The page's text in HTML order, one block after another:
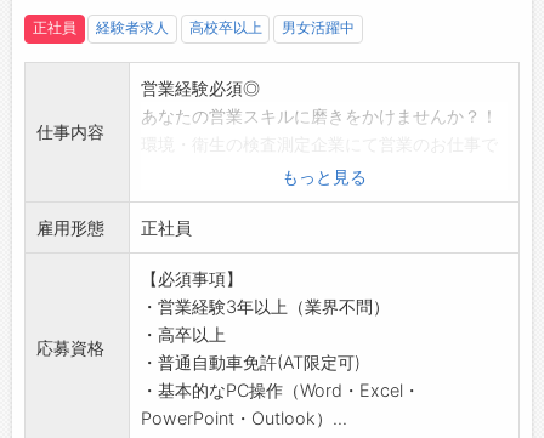
パニー・ワークライフバランスコース』に認証
されました！
◆工場見学は随時実施◎
作業内容を実際にご覧になることができます！
・幅広い世代の社員が活躍中！
【会社設備】
・無料駐車場完備
・更衣室、個人ロッカー
・休憩室、レンジ
・自販機
・喫煙：屋外指定の場�
正社員 経験者求人 高校卒以上 男女活躍中
仕事内容
営業経験必須◎
あなたの営業スキルに磨きをかけませんか？！
【具体的な業務内容】
・官公庁、製造業やサービス業などの民間企業
へ営業活動！
・メインは既存顧客への営業ですが、新規顧客
の獲得も行います。
・調査測定（騒音・振動、臭気、水質、衛生、
土壌など）の受注活動です。
・測定の補助やサンプルの採取などの現場業務
をお願いすることもあります。
もっと見る
雇用形態 正社員
応募資格
【必須事項】
・営業経験3年以上（業界不問）
・高卒以上
・普通自動車免許(AT限定可)
・基本的なPC操作（Word・Excel・
PowerPoint・Outlook）...